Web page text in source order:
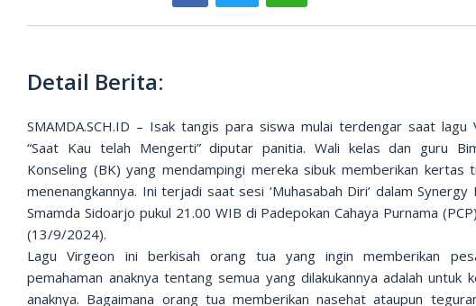
Detail Berita:
SMAMDA.SCH.ID – Isak tangis para siswa mulai terdengar saat lagu
“Saat Kau telah Mengerti” diputar panitia. Wali kelas dan guru
Konseling (BK) yang mendampingi mereka sibuk memberikan kertas
menenangkannya. Ini terjadi saat sesi ‘Muhasabah Diri’ dalam Synergy
Smamda Sidoarjo pukul 21.00 WIB di Padepokan Cahaya Purnama
(13/9/2024).
Lagu Virgeon ini berkisah orang tua yang ingin memberikan
pemahaman anaknya tentang semua yang dilakukannya adalah untuk
anaknya. Bagaimana orang tua memberikan nasehat ataupun